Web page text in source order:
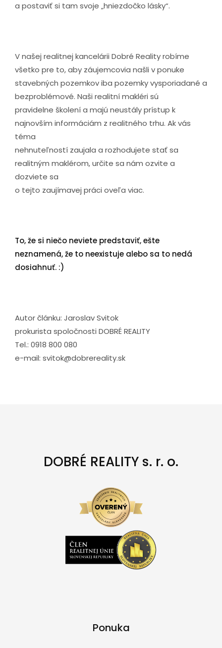
a postaviť si tam svoje „hniezdočko lásky“.
V našej realitnej kancelárii Dobré Reality robíme
všetko pre to, aby záujemcovia našli v ponuke
stavebných pozemkov iba pozemky vysporiadané a
bezproblémové. Naši realitní makléri sú
pravidelne školení a majú neustály prístup k
najnovším informáciám z realitného trhu. Ak vás
téma
nehnuteľností zaujala a rozhodujete stať sa
realitným maklérom, určite sa nám ozvite a
dozviete sa
o tejto zaujímavej práci oveľa viac.
To, že si niečo neviete predstaviť, ešte
neznamená, že to neexistuje alebo sa to nedá
dosiahnuť. :)
Autor článku: Jaroslav Svitok
prokurista spoločnosti DOBRÉ REALITY
Tel.: 0918 800 080
e-mail: svitok@dobrereality.sk
DOBRÉ REALITY s. r. o.
Ponuka